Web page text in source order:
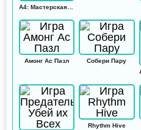
Амонг Ас Пазл
Собери Пару
Rhythm Hive